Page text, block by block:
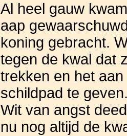
Al heel gauw
aap
koning gebracht.
tegen de kwal dat
trekken en het
schildpad te
Wit van angst
nu nog altijd de